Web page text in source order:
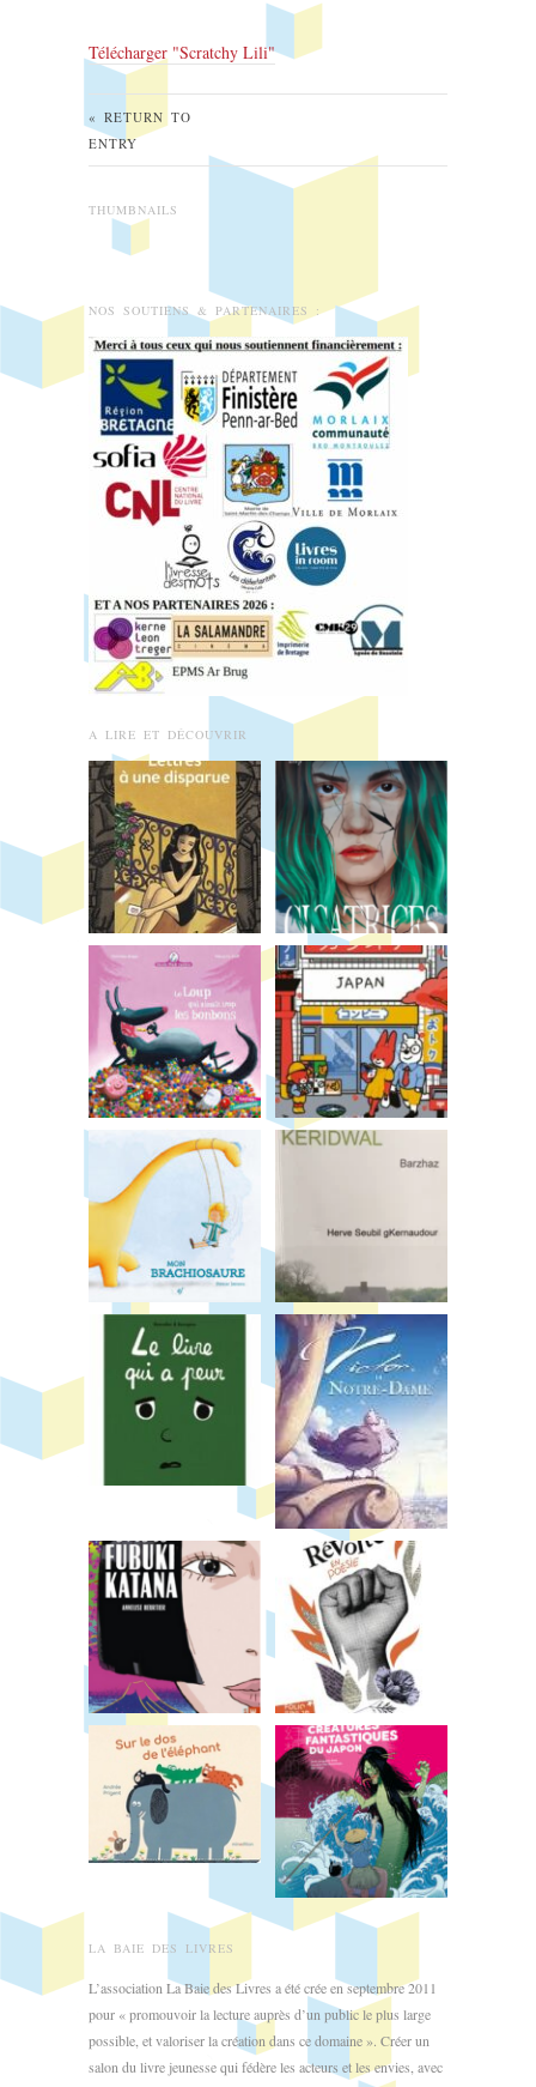
Télécharger "Scratchy Lili"
« RETURN TO
ENTRY
THUMBNAILS
NOS SOUTIENS & PARTENAIRES :
A LIRE ET DÉCOUVRIR
LA BAIE DES LIVRES
L’association La Baie des Livres a été crée en septembre 2011
pour « promouvoir la lecture auprès d’un public le plus large
possible, et valoriser la création dans ce domaine ». Créer un
salon du livre jeunesse qui fédère les acteurs et les envies, avec